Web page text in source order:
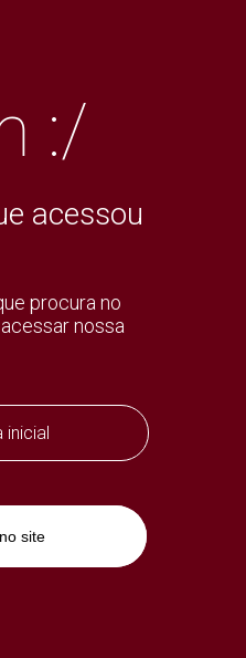
:/
acessou
procura no
nossa
inicial